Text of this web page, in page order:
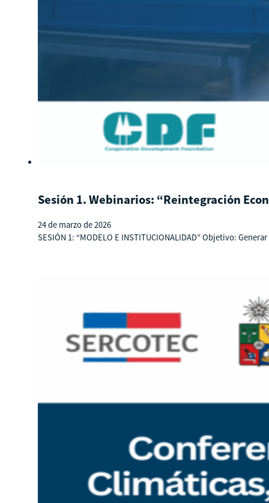
Sesión 1. Webinarios: “Reintegración
24 de marzo de 2026
SESIÓN 1: “MODELO E INSTITUCIONALIDAD” Objetivo: